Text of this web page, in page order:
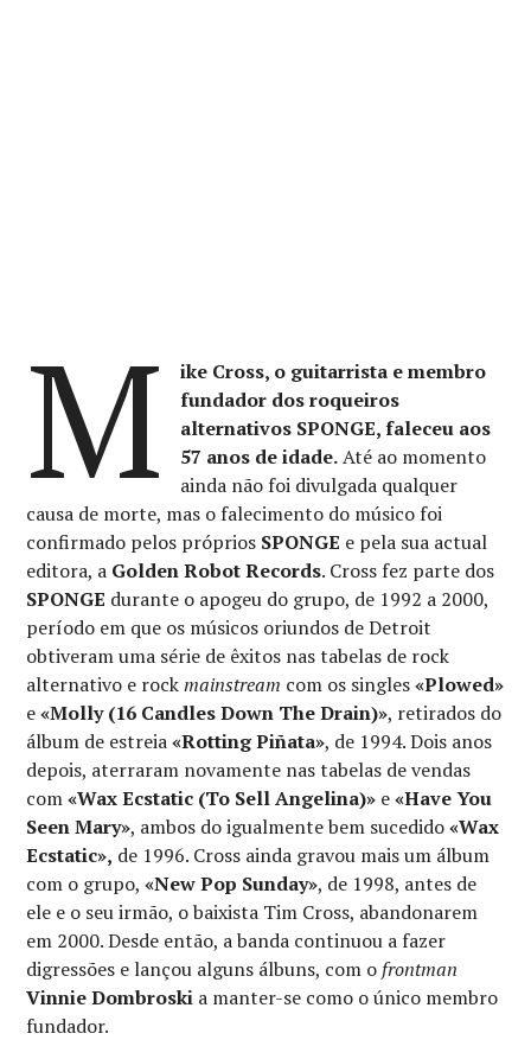
M
ike Cross, o guitarrista e membro
fundador dos roqueiros
alternativos SPONGE, faleceu aos
57 anos de idade.Até ao momento
ainda não foi divulgada qualquer
causa de morte, mas o falecimento do músico foi
confirmado pelos próprios SPONGE e pela sua actual
editora, a Golden Robot Records. Cross fez parte dos
SPONGE durante o apogeu do grupo, de 1992 a 2000,
período em que os músicos oriundos de Detroit
obtiveram uma série de êxitos nas tabelas de rock
alternativo e rockmainstream com os singles«Plowed»
e«Molly (16 Candles Down The Drain)», retirados do
álbum de estreia«Rotting Piñata», de 1994. Dois anos
depois, aterraram novamente nas tabelas de vendas
com«Wax Ecstatic (To Sell Angelina)» e«Have You
Seen Mary», ambos do igualmente bem sucedido«Wax
Ecstatic», de 1996. Cross ainda gravou mais um álbum
com o grupo,«New Pop Sunday», de 1998, antes de
ele e o seu irmão, o baixista Tim Cross, abandonarem
em 2000. Desde então, a banda continuou a fazer
digressões e lançou alguns álbuns, com o frontman
Vinnie Dombroski a manter-se como o único membro
fundador.